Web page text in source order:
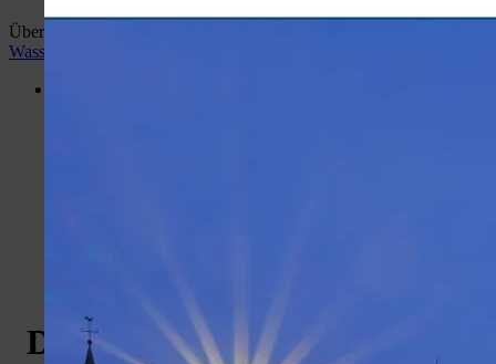
Überblick:
Wasser Welt
Datenschutzerklärung